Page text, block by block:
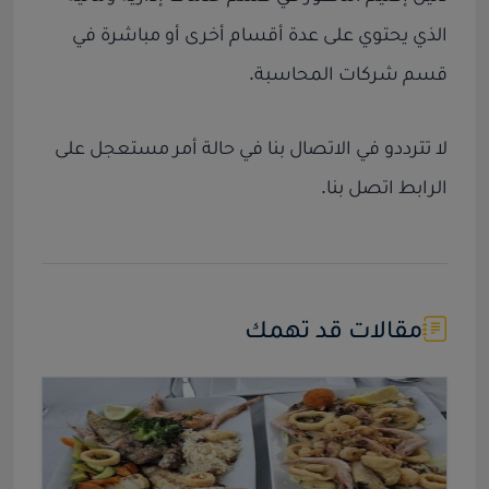
الذي يحتوي على عدة أقسام أخرى أو مباشرة في
قسم شركات المحاسبة.
لا تترددو في الاتصال بنا في حالة أمر مستعجل على
الرابط اتصل بنا.
مقالات قد تهمك